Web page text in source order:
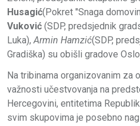
Husagić(Pokret "Snaga
Vuković (SDP, predsjednik
Luka),Armin Hamzić(SDP,
Gradiška) su obišli gradove
Na tribinama organizovanim za
važnosti učestvovanja na
Hercegovini, entitetima
svim skupovima je posebno